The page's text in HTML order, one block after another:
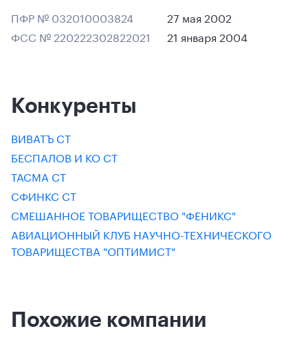
ПФР № 032010003824
27 мая 2002
ФСС № 220222302822021
21 января 2004
Конкуренты
ВИВАТЪ СТ
БЕСПАЛОВ И КО СТ
ТАСМА СТ
СФИНКС СТ
СМЕШАННОЕ ТОВАРИЩЕСТВО "ФЕНИКС"
АВИАЦИОННЫЙ КЛУБ НАУЧНО-ТЕХНИЧЕСКОГО
ТОВАРИЩЕСТВА "ОПТИМИСТ"
Похожие компании